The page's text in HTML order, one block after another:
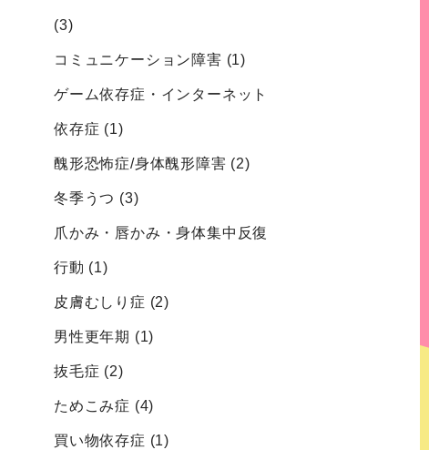
(3)
コミュニケーション障害 (1)
ゲーム依存症・インターネット
依存症 (1)
醜形恐怖症/身体醜形障害 (2)
冬季うつ (3)
爪かみ・唇かみ・身体集中反復
行動 (1)
皮膚むしり症 (2)
男性更年期 (1)
抜毛症 (2)
ためこみ症 (4)
買い物依存症 (1)